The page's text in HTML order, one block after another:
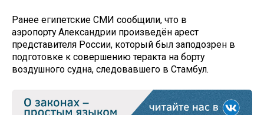
Ранее египетские СМИ сообщили, что в
аэропорту Александрии произведён арест
представителя России, который был заподозрен в
подготовке к совершению теракта на борту
воздушного судна, следовавшего в Стамбул.